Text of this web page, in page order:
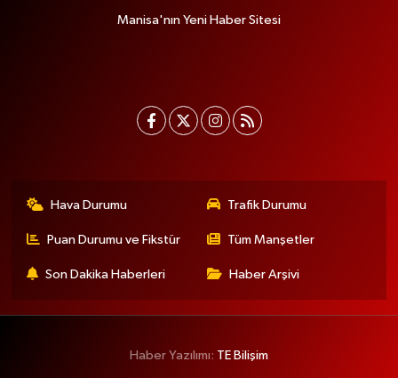
Manisa'nın Yeni Haber Sitesi
Hava Durumu Trafik Durumu
Puan Durumu ve Fikstür Tüm Manşetler
Son Dakika Haberleri Haber Arşivi
Haber Yazılımı: TE Bilişim